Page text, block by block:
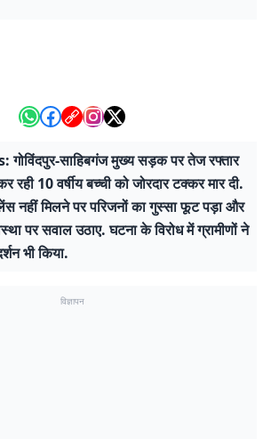
साहिबगंज मुख्य सड़क पर तेज रफ्तार
रही 10 वर्षीय बच्ची को जोरदार टक्कर मार दी.
नहीं मिलने पर परिजनों का गुस्सा फूट पड़ा और
पर सवाल उठाए. घटना के विरोध में ग्रामीणों ने
भी किया.
विज्ञापन